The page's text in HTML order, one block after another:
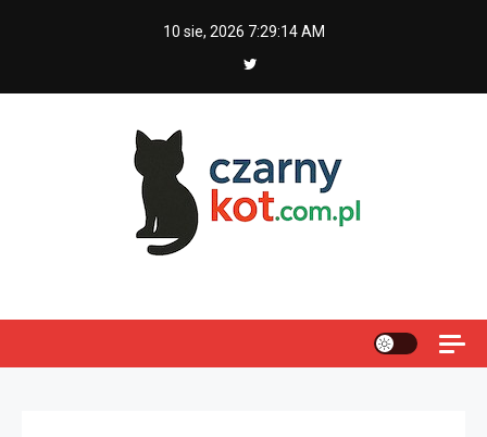
10 sie, 2026 7:29:15 AM